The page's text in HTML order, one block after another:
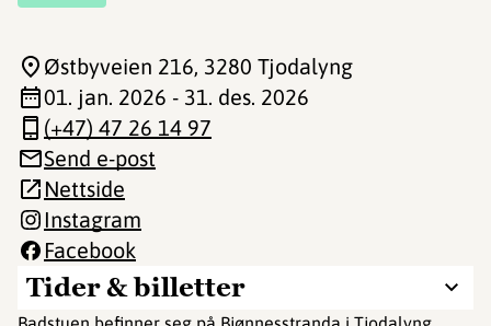
Tider & billetter
Østbyveien 216, 3280 Tjodalyng
01. jan. 2026 - 31. des. 2026
(+47) 47 26 14 97
Send e-post
Nettside
Instagram
Facebook